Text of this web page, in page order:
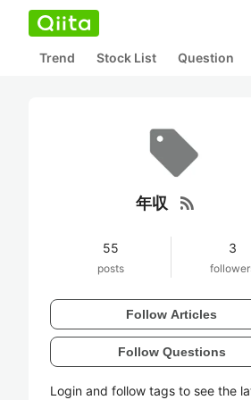
Trend Stock List Question
年収 rss_feed
55
posts
3
Follow Articles
Follow Questions
Login and follow tags to see the